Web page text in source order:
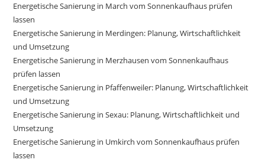
Energetische Sanierung in March vom Sonnenkaufhaus prüfen
lassen
Energetische Sanierung in Merdingen: Planung, Wirtschaftlichkeit
und Umsetzung
Energetische Sanierung in Merzhausen vom Sonnenkaufhaus
prüfen lassen
Energetische Sanierung in Pfaffenweiler: Planung, Wirtschaftlichkeit
und Umsetzung
Energetische Sanierung in Sexau: Planung, Wirtschaftlichkeit und
Umsetzung
Energetische Sanierung in Umkirch vom Sonnenkaufhaus prüfen
lassen